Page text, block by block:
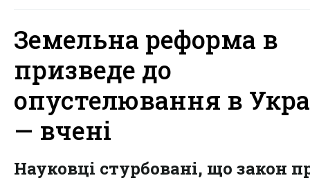
Земельна реформа в
призведе до
опустелювання в
— вчені
Науковці стурбовані, що закон